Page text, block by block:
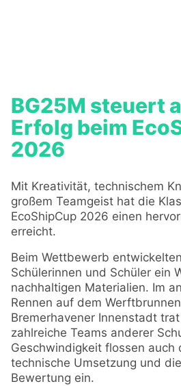
BG25M steuert
Erfolg beim
2026
Mit Kreativität, technischem
großem Teamgeist hat die
EcoShipCup 2026 einen
erreicht.
Beim Wettbewerb
Schülerinnen und Schüler ein
nachhaltigen Materialien. Im
Rennen auf dem
Bremerhavener Innenstadt
zahlreiche Teams anderer
Geschwindigkeit flossen auch
technische Umsetzung und
Bewertung ein.